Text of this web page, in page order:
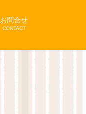
お問合せ
CONTACT